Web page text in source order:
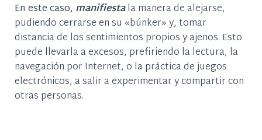
En este caso, manifiestala manera de alejarse,
pudiendo cerrarse en su «búnker» y, tomar
distancia de los sentimientos propios y ajenos. Esto
puede llevarla a excesos, prefiriendo la lectura, la
navegación por Internet, o la práctica de juegos
electrónicos, a salir a experimentar y compartir con
otras personas.